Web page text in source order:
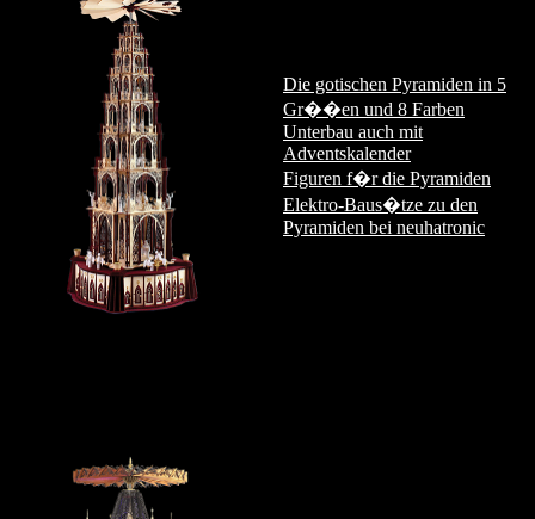
Die gotischen Pyramiden in 5
Gr��en und 8 Farben
Unterbau auch mit
Adventskalender
Figuren f�r die Pyramiden
Elektro-Baus�tze zu den
Pyramiden bei neuhatronic